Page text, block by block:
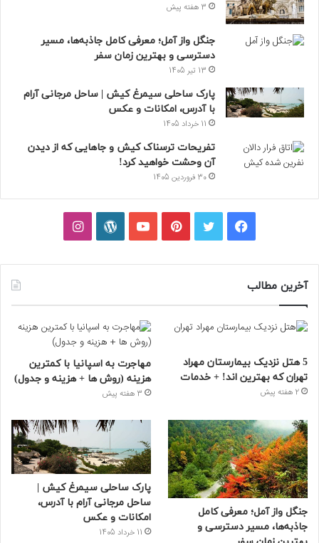
3 هفته پیش
جنگل واز آمل؛ معرفی کامل جاذبه‌ها، مسیر
دسترسی و بهترین زمان سفر
13 تیر 1405
پارک ساحلی سیمرغ کیش | ساحل مرجانی آرام
با آدرس، امکانات و عکس
11 خرداد 1405
تفریحات ترسناک کیش و جاهایی که از دیدن
آن وحشت خواهید کرد!
30 فروردین 1405
فیسبوکتوییترپینتریستیوتیوبوردپرساینستاگرام
آخرین مطالب
5 هتل نزدیک بیمارستان مهراد
تهران که بهترین‌ اند! + خدمات
2 هفته پیش
مهاجرت به اسپانیا با کمترین
هزینه (روش ها + هزینه و جدول)
3 هفته پیش
جنگل واز آمل؛ معرفی کامل
جاذبه‌ها، مسیر دسترسی و
پارک ساحلی سیمرغ کیش |
ساحل مرجانی آرام با آدرس،
امکانات و عکس
11 خرداد 1405